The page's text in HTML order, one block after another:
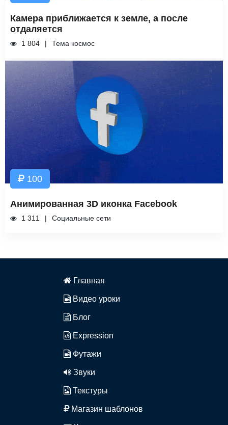
Камера приближается к земле, а после
отдаляется
1 804 Тема космос
100
Анимированная 3D иконка Facebook
1 311 Социальные сети
Главная
Видео уроки
Блог
Expression
Футажи
Звуки
Текстуры
Магазин шаблонов